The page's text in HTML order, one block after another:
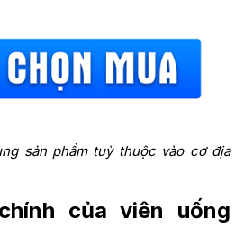
sản phẩm tuỳ thuộc vào cơ địa
của viên uống